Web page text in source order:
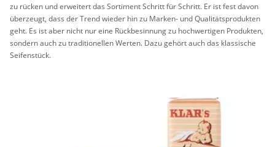
zu rü­cken und er­wei­tert das Sor­ti­ment Schritt für Schritt. Er ist fest davon
über­zeugt, dass der Trend wie­der hin zu Mar­ken- und Qua­li­täts­pro­duk­ten
geht. Es ist aber nicht nur eine Rück­be­sin­nung zu hoch­wer­ti­gen Pro­duk­ten,
son­dern auch zu tra­di­tio­nel­len Wer­ten. Dazu ge­hört auch das klas­si­sche
Sei­fen­stück.